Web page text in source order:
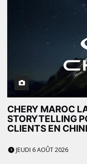
CHERY MAROC
STORYTELLING
CLIENTS EN
JEUDI 6 AOÛT 2026